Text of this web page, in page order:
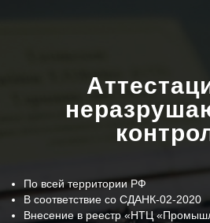
По всей территории РФ
В соответствие со СДАНК-02-2020
Внесение в реестр «НТЦ